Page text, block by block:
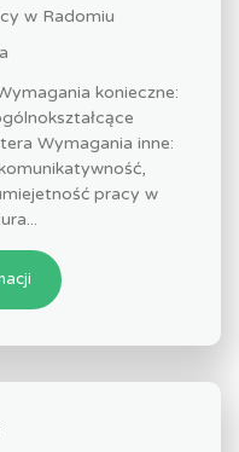
w Radomiu
konieczne:
Wymagania inne:
pracy w